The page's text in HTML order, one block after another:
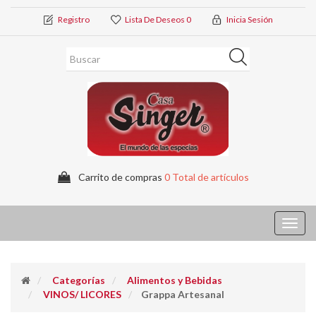
Registro Lista De Deseos 0 Inicia Sesión
Carrito de compras 0 Total de artículos
Categorías
Alimentos y Bebidas
VINOS/ LICORES
Grappa Artesanal